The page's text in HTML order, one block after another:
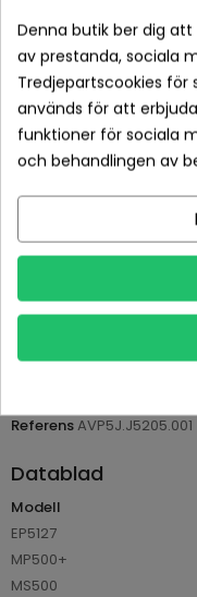
Betala tryggt
Leveranstid
Returvillkor 14
PRODUKTDETALJER
ReferensAVP5J.J5205.001
Datablad
Modell
EP5127
MP500+
MS500
Denna butik ber dig
av prestanda, sociala
Tredjepartscookies
används för att
funktioner för sociala
och behandlingen av